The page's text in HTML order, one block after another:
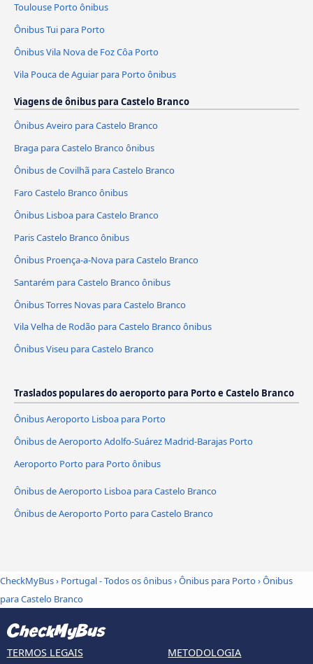
Toulouse Porto ônibus
Ônibus Tui para Porto
Ônibus Vila Nova de Foz Côa Porto
Vila Pouca de Aguiar para Porto ônibus
Viagens de ônibus para Castelo Branco
Ônibus Aveiro para Castelo Branco
Braga para Castelo Branco ônibus
Ônibus de Covilhã para Castelo Branco
Faro Castelo Branco ônibus
Ônibus Lisboa para Castelo Branco
Paris Castelo Branco ônibus
Ônibus Proença-a-Nova para Castelo Branco
Santarém para Castelo Branco ônibus
Ônibus Torres Novas para Castelo Branco
Vila Velha de Rodão para Castelo Branco ônibus
Ônibus Viseu para Castelo Branco
Traslados populares do aeroporto para Porto e Castelo Branco
Ônibus Aeroporto Lisboa para Porto
Ônibus de Aeroporto Adolfo-Suárez Madrid-Barajas Porto
Aeroporto Porto para Porto ônibus
Ônibus de Aeroporto Lisboa para Castelo Branco
Ônibus de Aeroporto Porto para Castelo Branco
CheckMyBus› Portugal - Todos os ônibus›Ônibus para Porto›Ônibus
para Castelo Branco
TERMOS LEGAIS METODOLOGIA